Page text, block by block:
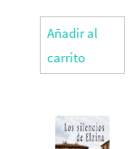
Añadir al
carrito